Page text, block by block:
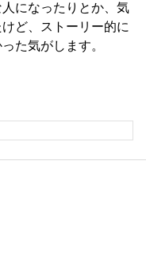
になったりとか、気
ど、ストーリー的に
た気がします。